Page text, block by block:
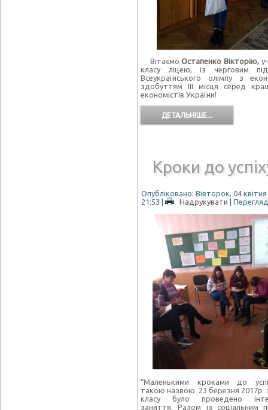
ВітаємоОстапенко Вікторію,
класу ліцею, із черговим
Всеукраїнського олімпу з
здобуттям ІІІ місця серед
економістів України!
ДЕТАЛЬНІШЕ...
Кроки до
Опубліковано: Вівторок, 04
21:53
Надрукувати |
“Маленькими кроками до
такою назвою 23 березня 2017р
класу було проведено
заняття. Разом із соціальним